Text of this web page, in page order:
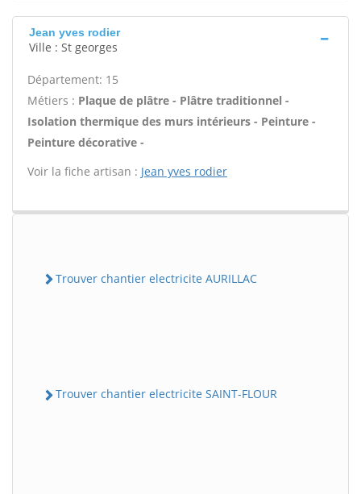
Jean yves rodier
Ville : St georges
Département: 15
Métiers : Plaque de plâtre - Plâtre traditionnel -
Isolation thermique des murs intérieurs - Peinture -
Peinture décorative -
Voir la fiche artisan : Jean yves rodier
Trouver chantier electricite AURILLAC
Trouver chantier electricite SAINT-FLOUR